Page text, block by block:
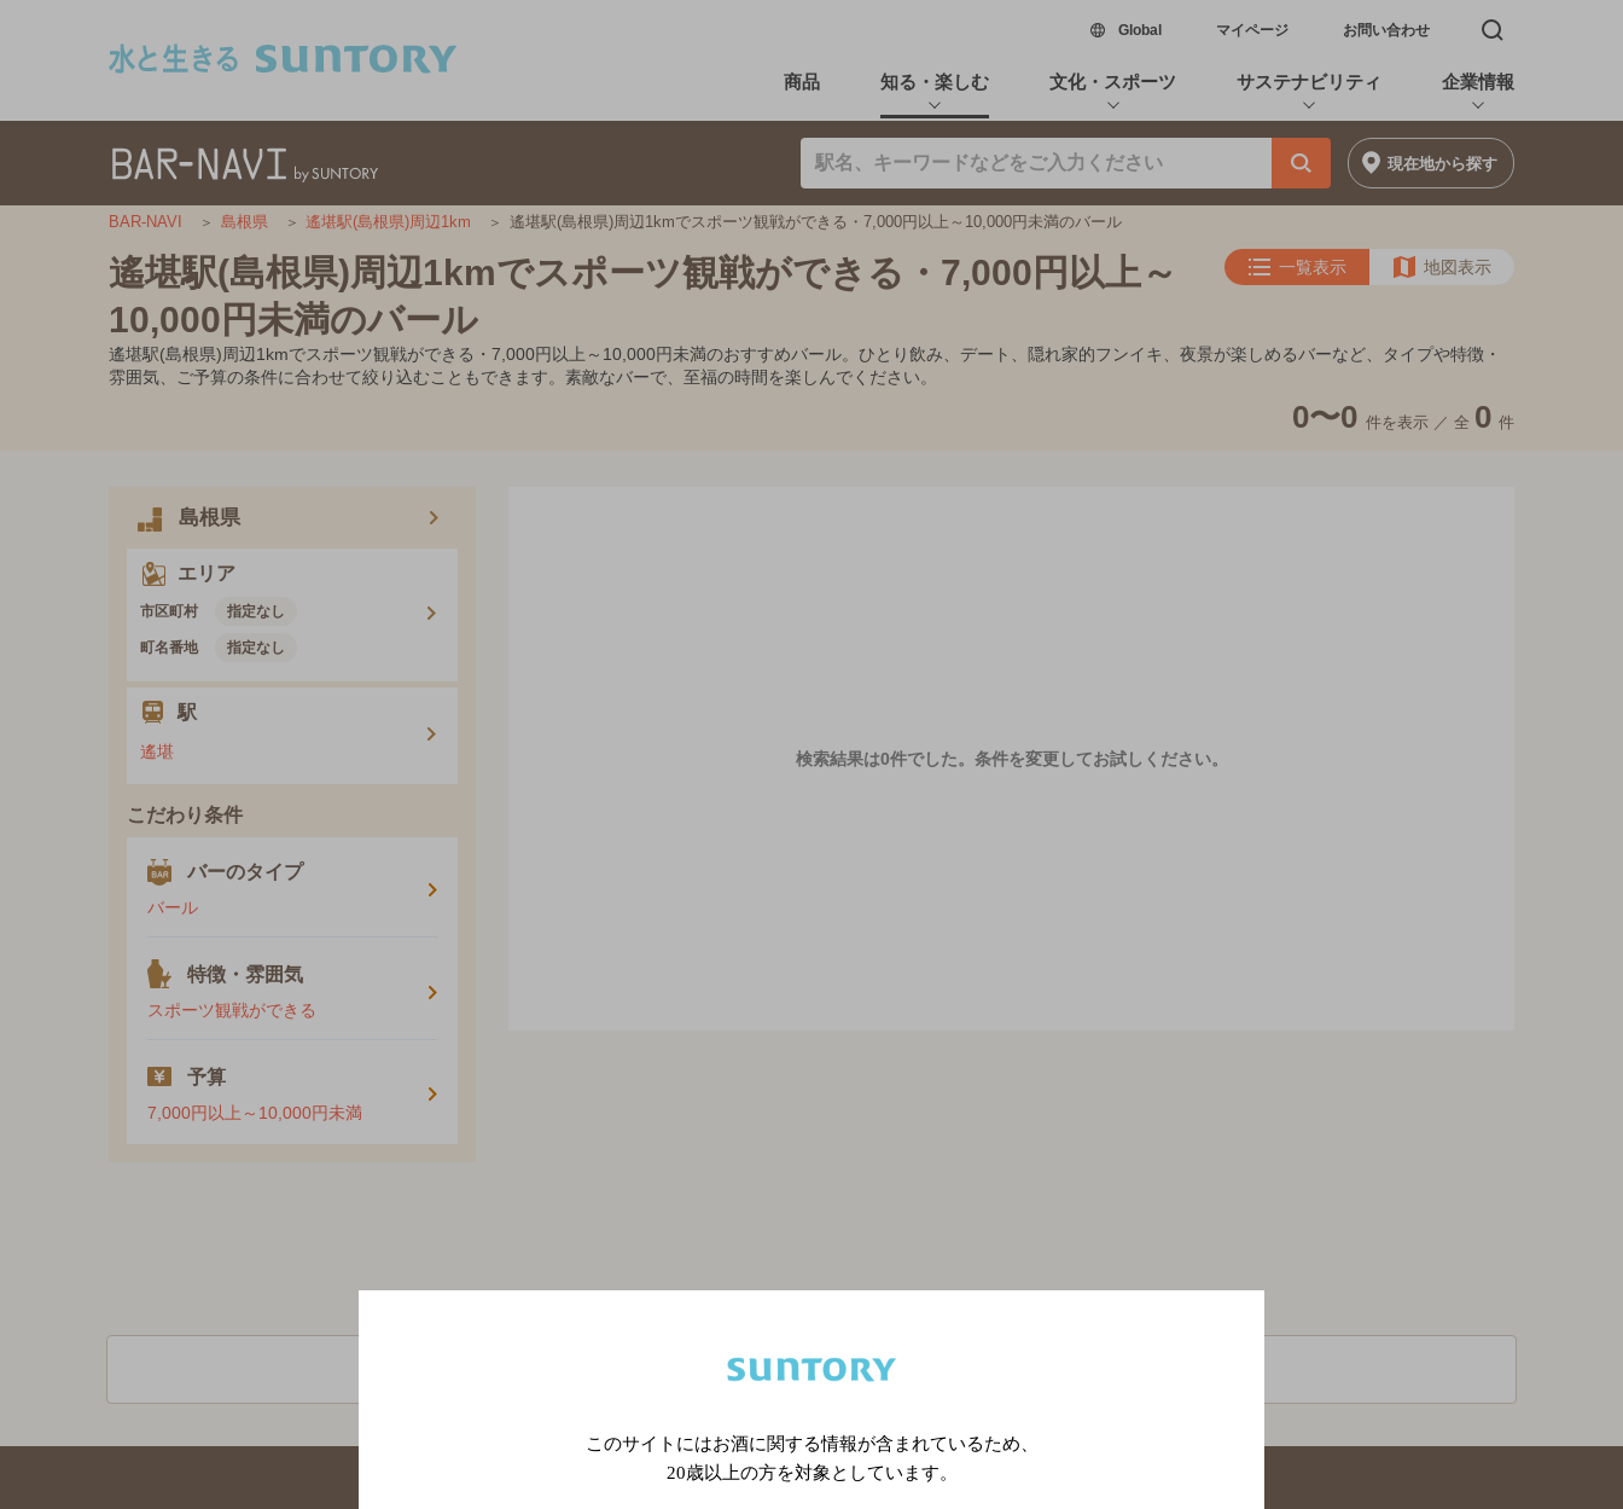
Global新しいウィンドウで開く
マイページ お問い合わせ 検索窓を開く
商品 知る・楽しむ 文化・スポーツ サステナビリティ 企業情報
現在地から探す
BAR-NAVI 島根県 遙堪駅(島根県)周辺1km 遙堪駅(島根県)周辺1kmでスポーツ観戦ができる・7,000円以上～10,000円未満のバール
遙堪駅(島根県)周辺1kmでスポーツ観戦ができる・7,000円以上～
10,000円未満のバール
一覧表示 地図表示
遙堪駅(島根県)周辺1kmでスポーツ観戦ができる・7,000円以上～10,000円未満のおすすめバール。ひとり飲み、デート、隠れ家的フンイキ、夜景が楽しめるバーなど、タイプや特徴・
雰囲気、ご予算の条件に合わせて絞り込むこともできます。素敵なバーで、至福の時間を楽しんでください。
0〜0 件を表示 ／ 全 0 件
島根県
エリア
市区町村 指定なし
町名番地 指定なし
駅
遙堪
こだわり条件
バーのタイプ
バール
特徴・雰囲気
スポーツ観戦ができる
予算
7,000円以上～10,000円未満
検索結果は0件でした。 条件を変更してお試しください。
関連ページ
このサイトにはお酒に関する情報が含まれているため、
20歳以上の方を対象としています。